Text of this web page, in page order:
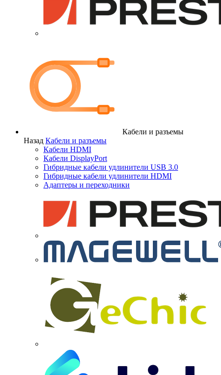
Кабели и разъемы
Назад Кабели и разъемы
Кабели HDMI
Кабели DisplayPort
Гибридные кабели удлинители USB 3.0
Гибридные кабели удлинители HDMI
Адаптеры и переходники